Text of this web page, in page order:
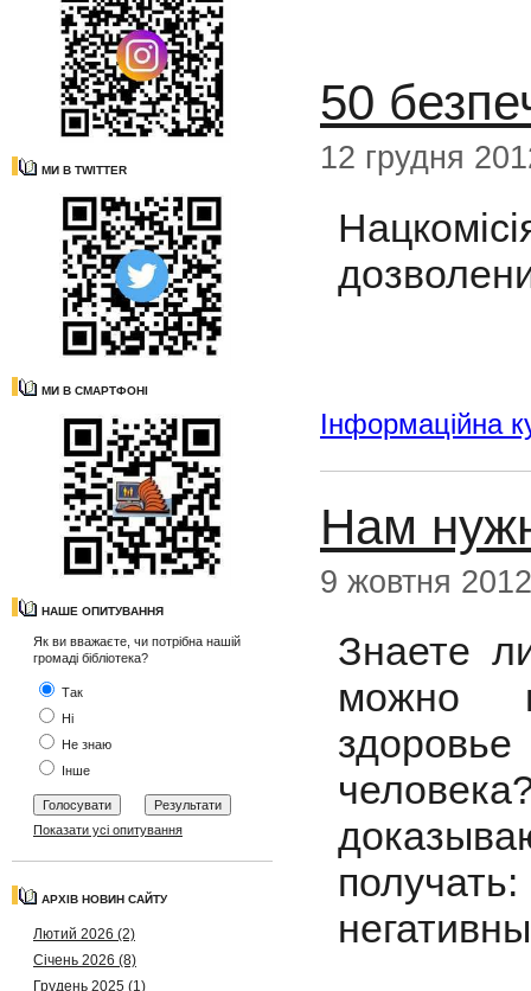
МИ В TWITTER
МИ В СМАРТФОНІ
НАШЕ ОПИТУВАННЯ
Як ви вважаєте, чи потрібна нашій
громаді бібліотека?
Так
Ні
Не знаю
Інше
Показати усі опитування
АРХІВ НОВИН САЙТУ
Лютий 2026 (2)
Січень 2026 (8)
Грудень 2025 (1)
50
12 грудня
Інформаційна
Нам
9 жовтня 2012
Знаете
можно